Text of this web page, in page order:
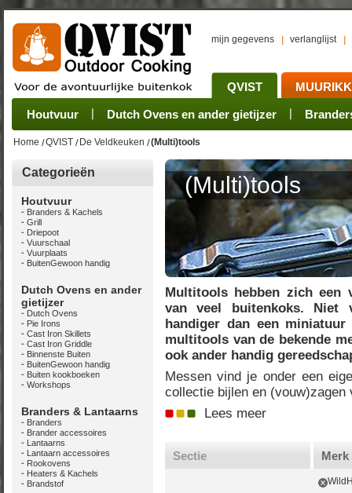
mijn gegevens verlanglijst
QVIST
Houtvuur Dutch Ovens en ander gietijzer
Grillplaat & ijzers Pannen Rookovens
Oogsten Verwerken Bewaren Onderhoud
Sets Stoves Camping sets Pots, Pans, Kettles
Home QVIST De Veldkeuken (Multi)tools
Categorieën
Houtvuur
Branders & Kachels
Grill
Driepoot
Vuurschaal
Vuurplaats
BuitenGewoon handig
Dutch Ovens en ander
gietijzer
Dutch Ovens
Pie Irons
Cast Iron Skillets
Cast Iron Griddle
Binnenste Buiten
BuitenGewoon handig
Buiten kookboeken
Workshops
Branders & Lantaarns
Branders
Brander accessoires
Lantaarns
Lantaarn accessoires
Rookovens
Heaters & Kachels
Brandstof
(Multi)tools
Multitools hebben zich een
van veel buitenkoks.
handiger dan een
multitools van de bekende
ook ander handig
Messen vind je onder een
collectie bijlen en
Lees meer
Sectie Merk